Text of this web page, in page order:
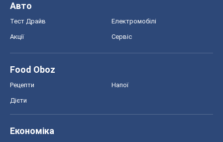
Авто
Тест Драйв Електромобілі
Акції Сервіс
Food Oboz
Рецепти Напої
Дієти
Економіка